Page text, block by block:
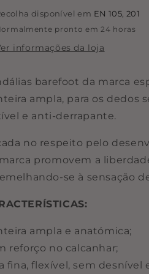
disponível em EN 105, 201
pronto em 24 horas
informações da loja
barefoot da marca
ampla, para os dedos
e anti-derrapante.
no respeito pelo
promovem a
se à sensação
ampla e anatómica;
reforço no calcanhar;
fina, flexível, sem desnível